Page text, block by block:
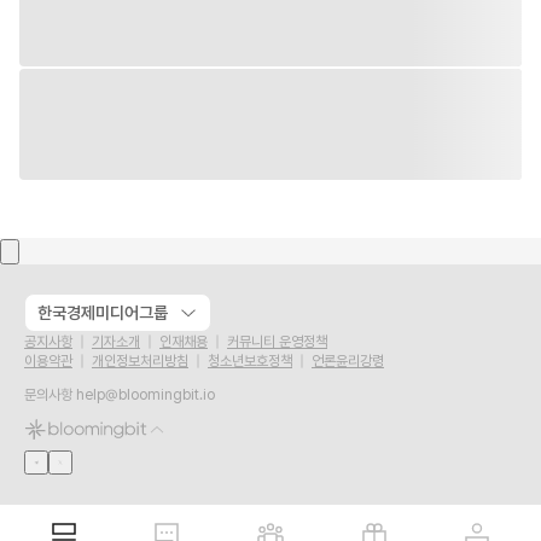
한국경제미디어그룹
공지사항 기자소개 인재채용
커뮤니티 운영정책
이용약관
개인정보처리방침 청소년보호정책
언론윤리강령
문의사항 help@bloomingbit.io